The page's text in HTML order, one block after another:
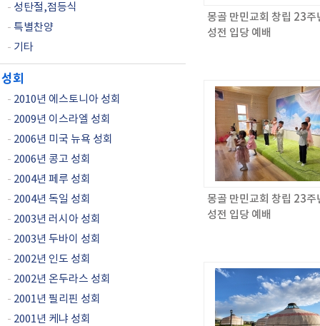
- 성탄절,점등식
- 특별찬양
- 기타
성회
- 2010년 에스토니아 성회
- 2009년 이스라엘 성회
- 2006년 미국 뉴욕 성회
- 2006년 콩고 성회
- 2004년 페루 성회
- 2004년 독일 성회
- 2003년 러시아 성회
- 2003년 두바이 성회
- 2002년 인도 성회
- 2002년 온두라스 성회
- 2001년 필리핀 성회
- 2001년 케냐 성회
몽골 만민교회 창립 23주
성전 입당 예배
몽골 만민교회 창립 23주
성전 입당 예배